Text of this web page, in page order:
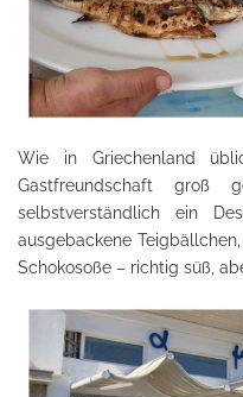
Wie in Griechenland
Gastfreundschaft groß
selbstverständlich ein
ausgebackene
Schokosoße – richtig süß,